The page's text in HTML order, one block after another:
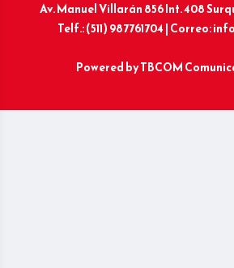
Av. Manuel Villarán 856 Int. 408
Telf.: (511) 987761704 | Correo:
Powered byTBCOM